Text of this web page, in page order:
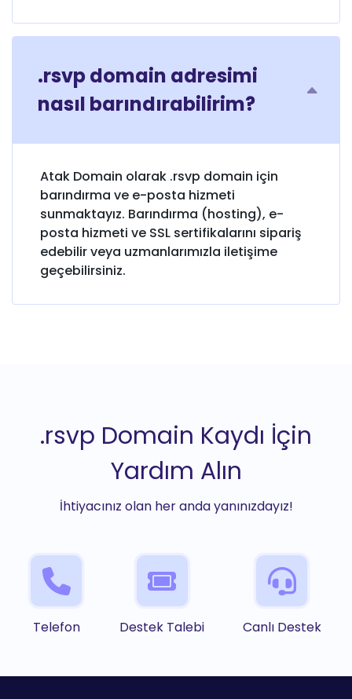
.rsvp domain adresimi
nasıl barındırabilirim?
Atak Domain olarak .rsvp domain için
barındırma ve e-posta hizmeti
sunmaktayız. Barındırma (hosting), e-
posta hizmeti ve SSL sertifikalarını sipariş
edebilir veya uzmanlarımızla iletişime
geçebilirsiniz.
.rsvp Domain Kaydı İçin
Yardım Alın
İhtiyacınız olan her anda yanınızdayız!
Telefon Destek Talebi Canlı Destek